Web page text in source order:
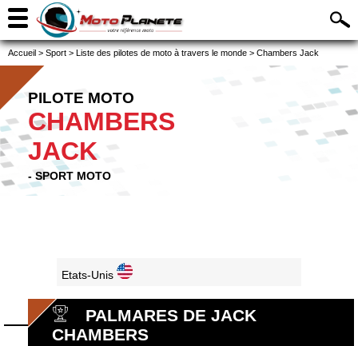
Accueil > Sport > Liste des pilotes de moto à travers le monde > Chambers Jack
PILOTE MOTO
CHAMBERS
JACK
- SPORT MOTO
Etats-Unis
PALMARES DE JACK
CHAMBERS